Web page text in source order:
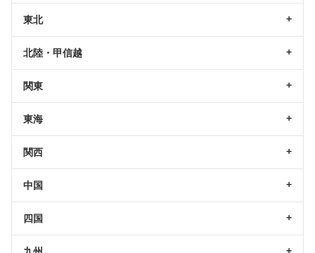
東北
北陸・甲信越
関東
東海
関西
中国
四国